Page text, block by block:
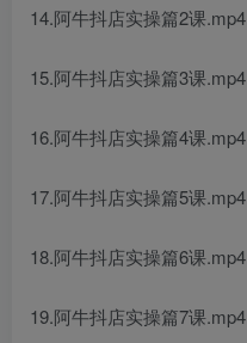
14.阿牛抖店实操篇2课.mp4
15.阿牛抖店实操篇3课.mp4
16.阿牛抖店实操篇4课.mp4
17.阿牛抖店实操篇5课.mp4
18.阿牛抖店实操篇6课.mp4
19.阿牛抖店实操篇7课.mp4